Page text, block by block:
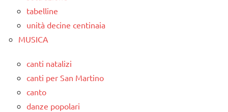
tabelline
unità decine centinaia
MUSICA
canti natalizi
canti per San Martino
canto
danze popolari